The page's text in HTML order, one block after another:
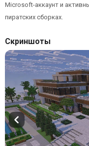
Microsoft-аккаунт и
пиратских сборках.
Скриншоты